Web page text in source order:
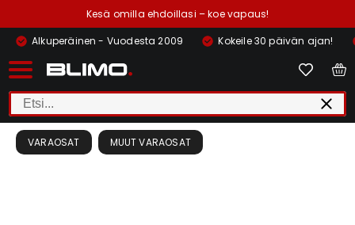
Kesä omilla ehdoillasi – koe vapaus!
Alkuperäinen - Vuodesta 2009
Kokeile 30 päivän ajan!
VARAOSAT MUUT VARAOSAT